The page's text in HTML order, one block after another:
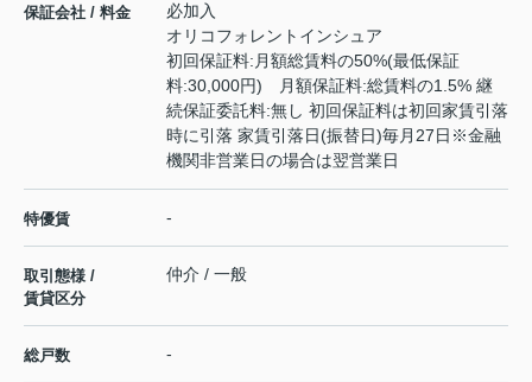
保証会社 / 料金
必加入
オリコフォレントインシュア
初回保証料:月額総賃料の50%(最低保証
料:30,000円) 月額保証料:総賃料の1.5% 継
続保証委託料:無し 初回保証料は初回家賃引落
時に引落 家賃引落日(振替日)毎月27日※金融
機関非営業日の場合は翌営業日
特優賃 -
取引態様 /
賃貸区分
仲介 / 一般
総戸数 -